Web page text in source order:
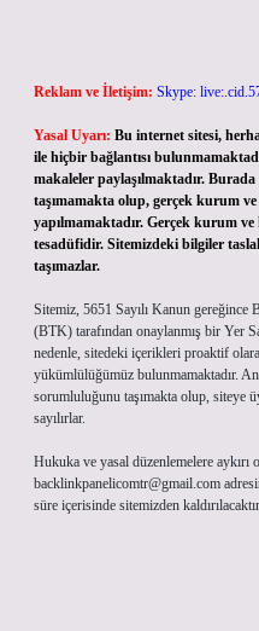
Reklam ve İletişim: Skype:
Yasal Uyarı: Bu internet sitesi,
ile hiçbir bağlantısı
makaleler paylaşılmaktadır.
taşımamakta olup, gerçek kurum
yapılmamaktadır. Gerçek kurum
tesadüfidir. Sitemizdeki bilgiler
taşımazlar.
Sitemiz, 5651 Sayılı Kanun
(BTK) tarafından onaylanmış bir Yer
nedenle, sitedeki içerikleri proaktif
yükümlülüğümüz bulunmamaktadır.
sorumluluğunu taşımakta olup, siteye
sayılırlar.
Hukuka ve yasal düzenlemelere
backlinkpanelicomtr@gmail.com
süre içerisinde sitemizden